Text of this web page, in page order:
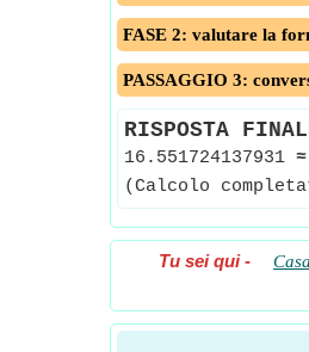
FASE 2: valutare la
PASSAGGIO 3:
RISPOSTA
16.551724137931 ≈
(Calcolo
Tu sei qui- Casa